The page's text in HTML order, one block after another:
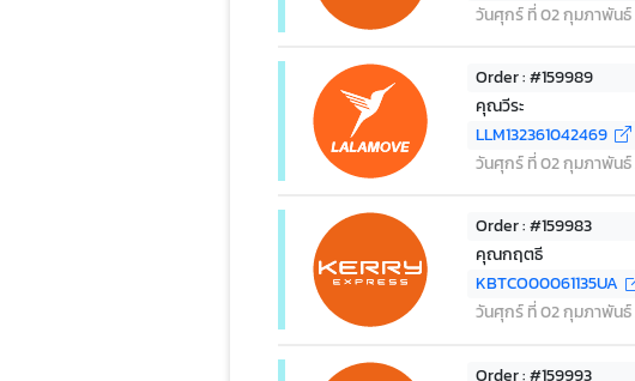
วันศุกร์ ที่ 02 กุมภาพันธ์
Order : #159989
คุณวีระ
LLM132361042469
วันศุกร์ ที่ 02 กุมภาพันธ์
Order : #159983
คุณกฤตธี
KBTCO00061135UA
วันศุกร์ ที่ 02 กุมภาพันธ์
Order : #159993